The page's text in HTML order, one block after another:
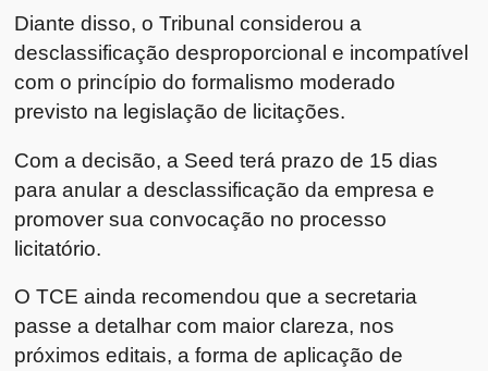
Diante disso, o Tribunal considerou a
desclassificação desproporcional e incompatível
com o princípio do formalismo moderado
previsto na legislação de licitações.
Com a decisão, a Seed terá prazo de 15 dias
para anular a desclassificação da empresa e
promover sua convocação no processo
licitatório.
O TCE ainda recomendou que a secretaria
passe a detalhar com maior clareza, nos
próximos editais, a forma de aplicação de